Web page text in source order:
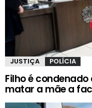
JUSTIÇA POLÍCIA
Filho é
matar a mãe a